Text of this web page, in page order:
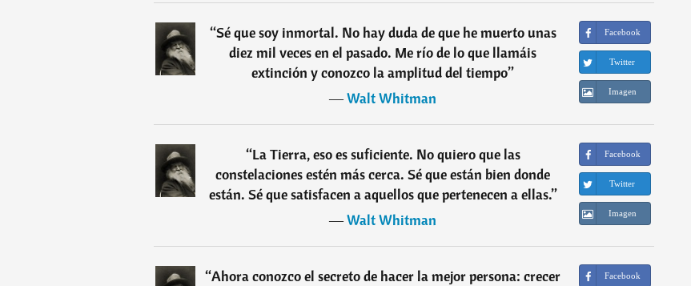
“Sé que soy inmortal. No hay duda de que he muerto unas
diez mil veces en el pasado. Me río de lo que llamáis
extinción y conozco la amplitud del tiempo”
―Walt Whitman
Facebook
Twitter
Imagen
“La Tierra, eso es suficiente. No quiero que las
constelaciones estén más cerca. Sé que están bien donde
están. Sé que satisfacen a aquellos que pertenecen a ellas.”
―Walt Whitman
Facebook
Twitter
Imagen
“Ahora conozco el secreto de hacer la mejor persona: crecer
Facebook